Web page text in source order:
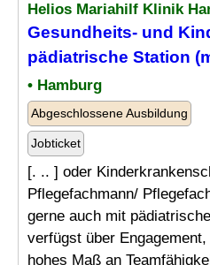
Helios Mariahilf Klinik
Gesundheits- und
pädiatrische Station
• Hamburg
Abgeschlossene Ausbildung
Jobticket
[. .. ] oder
Pflegefachmann/
gerne auch mit
verfügst über
hohes Maß an